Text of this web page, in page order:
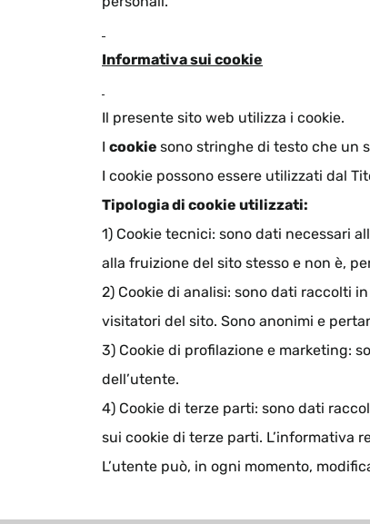
Informativa sui cookie
Il presente sito web utilizza i cookie.
I cookie sono stringhe di testo che un
I cookie possono essere utilizzati dal
Tipologia di cookie utilizzati:
1) Cookie tecnici: sono dati necessari
alla fruizione del sito stesso e non è,
2) Cookie di analisi: sono dati raccolti
visitatori del sito. Sono anonimi e
3) Cookie di profilazione e marketing:
dell’utente.
4) Cookie di terze parti: sono dati
sui cookie di terze parti. L’informativa
L’utente può, in ogni momento,